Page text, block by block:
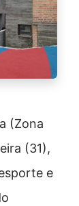
(Zona
(31),
e